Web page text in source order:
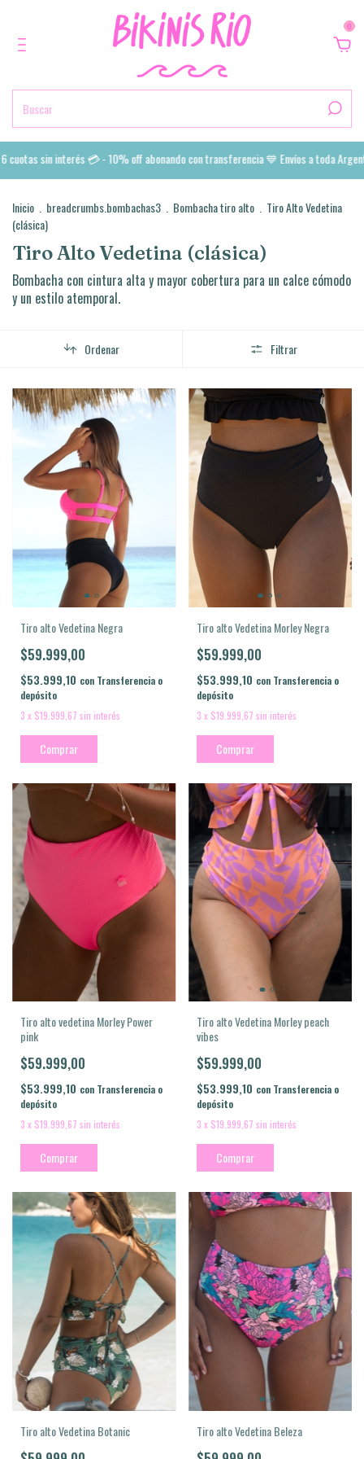
0
sin interés 💳 - 10% off abonando con transferencia 💙 Envíos a toda
Inicio breadcrumbs.bombachas3 Bombacha tiro alto
Tiro Alto Vedetina
(clásica)
Tiro Alto Vedetina (clásica)
Bombacha con cintura alta y mayor cobertura para un calce cómodo
y un estilo atemporal.
Ordenar Filtrar
Tiro alto Vedetina Negra
$59.999,00
$53.999,10 con Transferencia o
depósito
3 x $19.999,67 sin interés
Comprar
Tiro alto Vedetina Morley Negra
$59.999,00
$53.999,10 con Transferencia o
depósito
3 x $19.999,67 sin interés
Comprar
Tiro alto vedetina Morley Power
pink
$59.999,00
$53.999,10 con Transferencia o
depósito
3 x $19.999,67 sin interés
Comprar
Tiro alto Vedetina Morley peach
vibes
$59.999,00
$53.999,10 con Transferencia o
depósito
3 x $19.999,67 sin interés
Comprar
Tiro alto Vedetina Botanic Tiro alto Vedetina Beleza